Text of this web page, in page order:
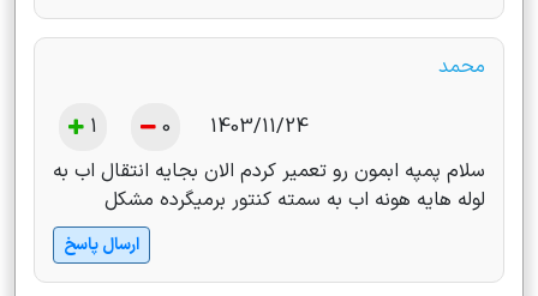
محمد
1403/11/24
0
1
سلام پمپه ابمون رو تعمیر کردم الان بجایه انتقال اب به
لوله هایه هونه اب به سمته کنتور برمیگرده مشکل
ارسال پاسخ